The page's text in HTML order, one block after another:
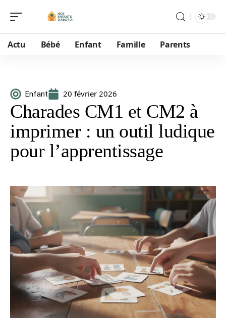
Actu Bébé Enfant Famille Parents
Enfant 20 février 2026
Charades CM1 et CM2 à
imprimer : un outil ludique
pour l’apprentissage